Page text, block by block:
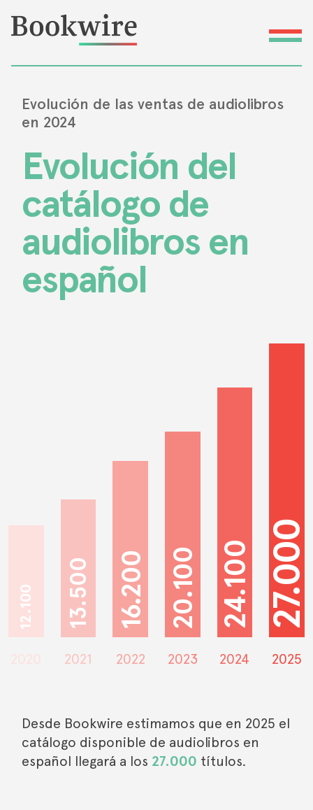
Evolución de las ventas de audiolibros
en 2024
Evolución del
catálogo de
audiolibros en
español
12.100 13.500 16.200 20.100 24.100 27.000
2021 2022 2023 2024 2025
Desde Bookwire estimamos que en 2025 el
catálogo disponible de audiolibros en
español llegará a los 27.000 títulos.